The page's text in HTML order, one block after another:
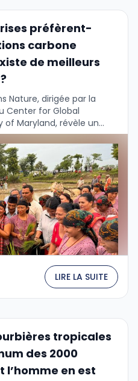
préfèrent-
carbone
de meilleurs
Nature, dirigée par la
Center for Global
of Maryland, révèle un
prise de décision des …
LIRE LA SUITE
tropicales
des 2000
l’homme en est